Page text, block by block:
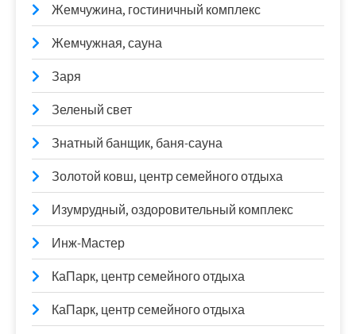
Жемчужина, гостиничный комплекс
Жемчужная, сауна
Заря
Зеленый свет
Знатный банщик, баня-сауна
Золотой ковш, центр семейного отдыха
Изумрудный, оздоровительный комплекс
Инж-Мастер
КаПарк, центр семейного отдыха
КаПарк, центр семейного отдыха